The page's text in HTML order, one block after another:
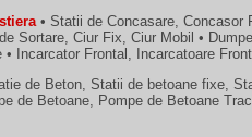
• Statii de Concasare, Concasor
Sortare, Ciur Fix, Ciur Mobil •
• Incarcator Frontal, Incarcatoare
de Beton, Statii de betoane fixe,
de Betoane, Pompe de Betoane